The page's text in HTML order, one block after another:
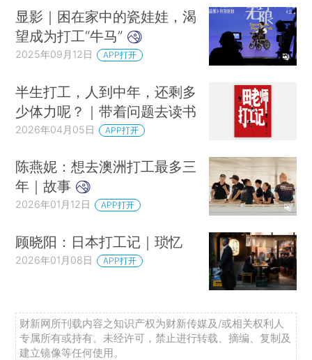
显影｜困在家中的瓷娃娃，渴
望成为打工“牛马”
2025年09月12日 APP打开
半生打工，人到中年，还剩多
少体力呢？｜带着问题去读书
2026年04月05日 APP打开
陈燕妮：想去澳洲打工最多三
年｜故事
2026年01月12日 APP打开
顾晓阳：日本打工记｜琐忆
2026年01月08日 APP打开
财新网所刊载内容之知识产权为财新传媒及/或相关权利人
专属所有或持有。未经许可，禁止进行转载、摘编、复制及
建立镜像等任何使用。